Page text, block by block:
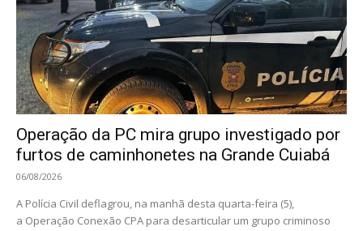
Operação da PC mira grupo investigado por
furtos de caminhonetes na Grande Cuiabá
06/08/2026
A Polícia Civil deflagrou, na manhã desta quarta-feira (5),
a Operação Conexão CPA para desarticular um grupo criminoso